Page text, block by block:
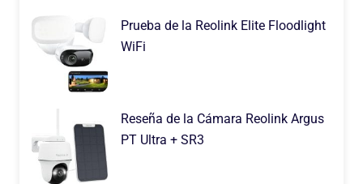
Prueba de la Reolink Elite Floodlight
WiFi
Reseña de la Cámara Reolink Argus
PT Ultra + SR3